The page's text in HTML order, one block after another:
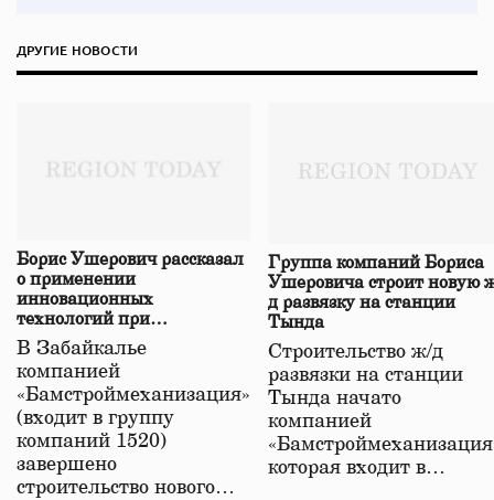
ДРУГИЕ НОВОСТИ
Борис Ушерович рассказал
о применении
инновационных
технологий при
строительстве нового моста
в Забайкалье
В Забайкалье
компанией
«Бамстроймеханизация»
(входит в группу
компаний 1520)
завершено
строительство нового…
Группа компаний Бориса
Ушеровича строит новую
д развязку на станции
Тында
Строительство ж/д
развязки на станции
Тында начато
компанией
которая входит в…